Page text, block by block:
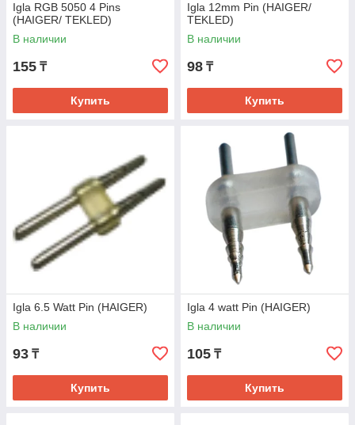
Igla RGB 5050 4 Pins
(HAIGER/ TEKLED)
В наличии
155 ₸
Купить
Igla 12mm Pin (HAIGER/
TEKLED)
В наличии
98 ₸
Купить
Igla 6.5 Watt Pin (HAIGER)
В наличии
93 ₸
Купить
Igla 4 watt Pin (HAIGER)
В наличии
105 ₸
Купить